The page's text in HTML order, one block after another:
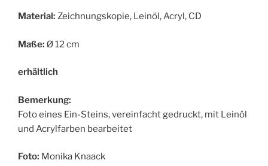
Material: Zeichnungskopie, Leinöl, Acryl, CD
Maße: Ø 12 cm
erhältlich
Bemerkung:
Foto eines Ein-Steins, vereinfacht gedruckt, mit Leinöl
und Acrylfarben bearbeitet
Foto: Monika Knaack